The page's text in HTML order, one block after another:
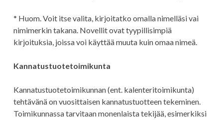
* Huom. Voit itse valita, kirjoitatko omalla nimelläsi vai
nimimerkin takana. Novellit ovat tyypillisimpiä
kirjoituksia, joissa voi käyttää muuta kuin omaa nimeä.
Kannatustuotetoimikunta
Kannatustuotetoimikunnan (ent. kalenteritoimikunta)
tehtävänä on vuosittaisen kannatustuotteen tekeminen.
Toimikunnassa tarvitaan monenlaista tekijää, esimerkiksi